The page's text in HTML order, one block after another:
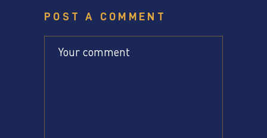
POST A COMMENT